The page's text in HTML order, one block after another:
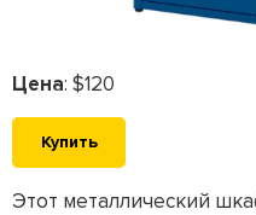
Цена: $120
Купить
Этот металлический